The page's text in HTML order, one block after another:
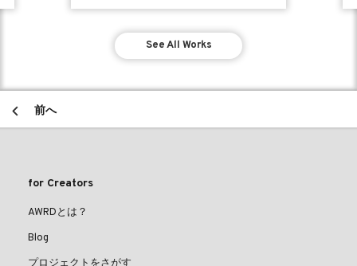
See All Works
前へ
for Creators
AWRDとは？
Blog